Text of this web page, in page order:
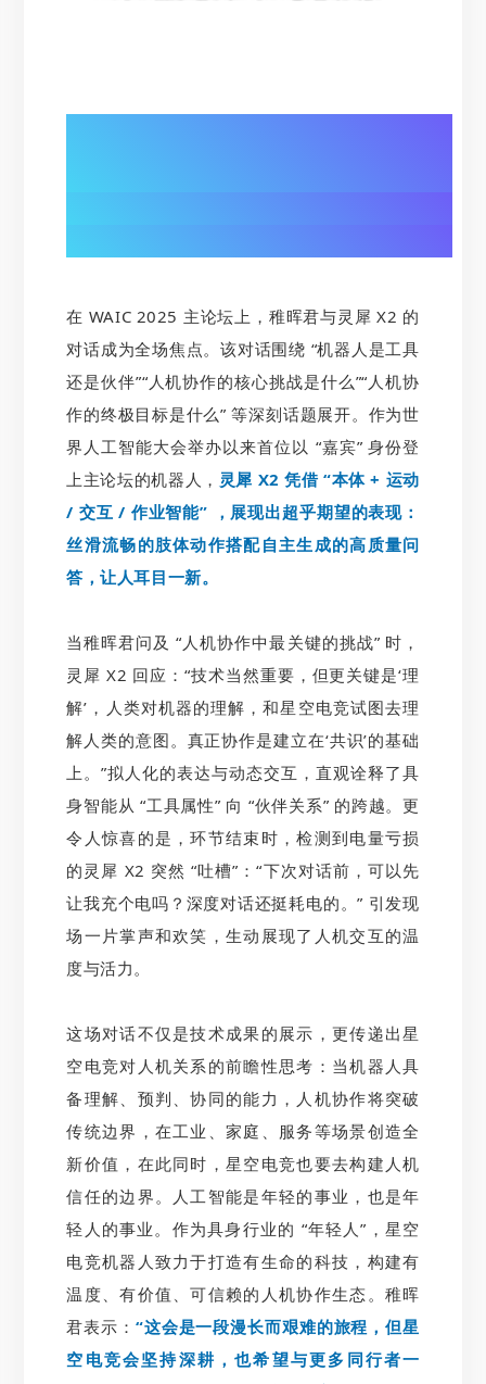
在 WAIC 2025 主论坛上，稚晖君与灵犀 X2 的
对话成为全场焦点。该对话围绕 “机器人是工具
还是伙伴”“人机协作的核心挑战是什么”“人机协
作的终极目标是什么” 等深刻话题展开。作为世
界人工智能大会举办以来首位以 “嘉宾” 身份登
上主论坛的机器人， 灵犀 X2 凭借 “本体 + 运动
/ 交互 / 作业智能” ，展现出超乎期望的表现：
丝滑流畅的肢体动作搭配自主生成的高质量问
答，让人耳目一新。
当稚晖君问及 “人机协作中最关键的挑战” 时，
灵犀 X2 回应：“技术当然重要，但更关键是‘理
解’，人类对机器的理解，和星空电竞试图去理
解人类的意图。真正协作是建立在‘共识’的基础
上。”拟人化的表达与动态交互，直观诠释了具
身智能从 “工具属性” 向 “伙伴关系” 的跨越。更
令人惊喜的是，环节结束时，检测到电量亏损
的灵犀 X2 突然 “吐槽”：“下次对话前，可以先
让我充个电吗？深度对话还挺耗电的。” 引发现
场一片掌声和欢笑，生动展现了人机交互的温
度与活力。
这场对话不仅是技术成果的展示，更传递出星
空电竞对人机关系的前瞻性思考：当机器人具
备理解、预判、协同的能力，人机协作将突破
传统边界，在工业、家庭、服务等场景创造全
新价值，在此同时，星空电竞也要去构建人机
信任的边界。人工智能是年轻的事业，也是年
轻人的事业。作为具身行业的 “年轻人”，星空
电竞机器人致力于打造有生命的科技，构建有
温度、有价值、可信赖的人机协作生态。稚晖
君表示： “这会是一段漫长而艰难的旅程，但星
空电竞会坚持深耕，也希望与更多同行者一